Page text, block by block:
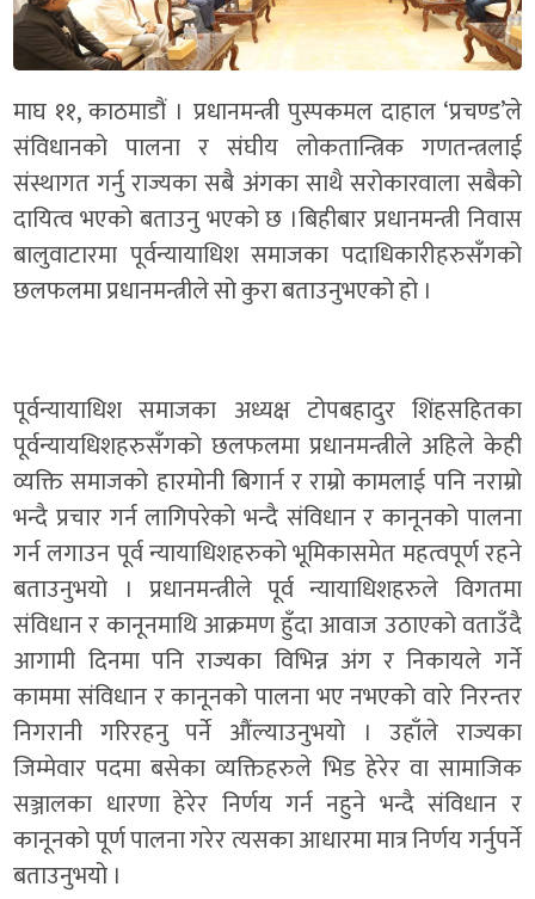
माघ ११, काठमाडौं । प्रधानमन्त्री पुस्पकमल दाहाल ‘प्रचण्ड’ले
संविधानको पालना र संघीय लोकतान्त्रिक गणतन्त्रलाई
संस्थागत गर्नु राज्यका सबै अंगका साथै सरोकारवाला सबैको
दायित्व भएको बताउनु भएको छ ।बिहीबार प्रधानमन्त्री निवास
बालुवाटारमा पूर्वन्यायाधिश समाजका पदाधिकारीहरुसँगको
छलफलमा प्रधानमन्त्रीले सो कुरा बताउनुभएको हो ।
पूर्वन्यायाधिश समाजका अध्यक्ष टोपबहादुर शिंहसहितका
पूर्वन्यायधिशहरुसँगको छलफलमा प्रधानमन्त्रीले अहिले केही
व्यक्ति समाजको हारमोनी बिगार्न र राम्रो कामलाई पनि नराम्रो
भन्दै प्रचार गर्न लागिपरेको भन्दै संविधान र कानूनको पालना
गर्न लगाउन पूर्व न्यायाधिशहरुको भूमिकासमेत महत्वपूर्ण रहने
बताउनुभयो । प्रधानमन्त्रीले पूर्व न्यायाधिशहरुले विगतमा
संविधान र कानूनमाथि आक्रमण हुँदा आवाज उठाएको वताउँदै
आगामी दिनमा पनि राज्यका विभिन्न अंग र निकायले गर्ने
काममा संविधान र कानूनको पालना भए नभएको वारे निरन्तर
निगरानी गरिरहनु पर्ने औंल्याउनुभयो । उहाँले राज्यका
जिम्मेवार पदमा बसेका व्यक्तिहरुले भिड हेरेर वा सामाजिक
सञ्जालका धारणा हेरेर निर्णय गर्न नहुने भन्दै संविधान र
कानूनको पूर्ण पालना गरेर त्यसका आधारमा मात्र निर्णय गर्नुपर्ने
बताउनुभयो ।